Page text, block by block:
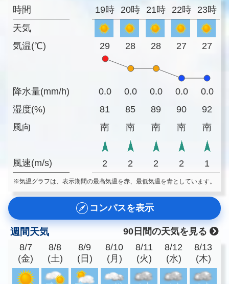
時間
天気
気温(℃)
降水量(mm/h)
湿度(%)
風向
風速(m/s)
19時 20時 21時 22時 23時
29 28 28 27 27
0.0 0.0 0.0 0.0
0.0
81
85 89 90
92
南
南 南 南 南
2 2 2 2 1
※気温グラフは、表示期間の最高気温を赤、最低気温を青としています。
コンパスを表示
週間天気
90日間の天気を見る
8/7
(金)
8/8
(土)
8/9
(日)
8/10
(月)
8/11
(火)
8/12
(水)
8/13
(木)